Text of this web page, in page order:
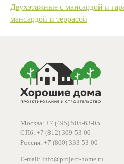
Двухэтажные с мансардой и
мансардой и террасой
Москва: +7 (495) 505-63-05
СПб: +7 (812) 309-53-00
Россия: +7 (800) 333-53-00
E-mail: info@project-home.ru